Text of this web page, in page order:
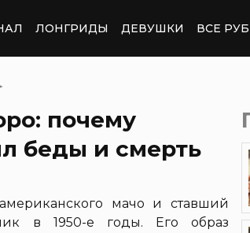
ЛОНГРИДЫ ДЕВУШКИ ВСЕ
почему
беды и смерть
мачо и ставший
в 1950-е годы. Его образ